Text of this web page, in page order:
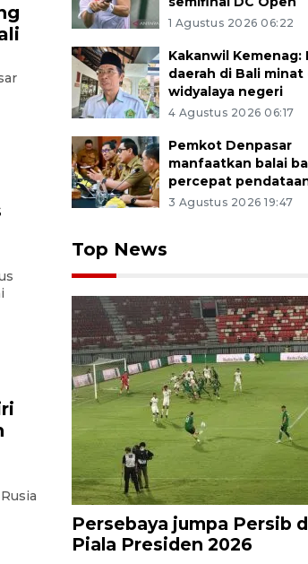
1 Agustus 2026 06:22
Kakanwil Kemenag:
daerah di Bali minat
widyalaya negeri
4 Agustus 2026 06:17
Pemkot Denpasar
manfaatkan balai
percepat
3 Agustus 2026 19:47
Top News
Persebaya jumpa Persib
Piala Presiden 2026